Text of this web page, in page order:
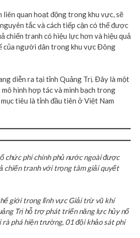
liên quan hoạt động trong khu vực, sẽ
tắc và cách tiếp cận có thể được
chiến tranh có hiệu lực hơn và hiệu quả
của người dân trong khu vực Đông
diễn ra tại tỉnh Quảng Trị. Đây là một
hình hợp tác và minh bạch trong
tiêu là tỉnh đầu tiên ở Việt Nam
chức phi chính phủ nước ngoài được
chiến tranh với trọng tâm giải quyết
giới trong lĩnh vực Giải trừ vũ khí
Trị hỗ trợ phát triển năng lực hủy nổ
rà phá hiện trường, 01 đội khảo sát phi